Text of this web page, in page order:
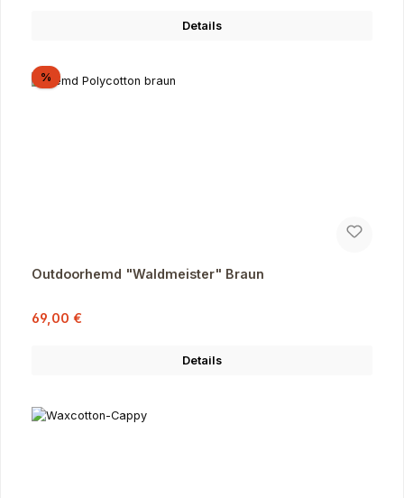
Details
%Rabatt
Outdoorhemd "Waldmeister" Braun
Verkaufspreis:
69,00 €
Details